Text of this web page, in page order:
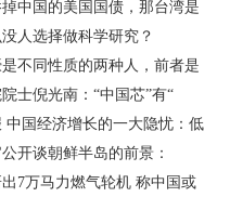
中国的美国国债，那台湾是
人选择做科学研究？
不同性质的两种人，前者是
士倪光南：“中国芯”有“
中国经济增长的一大隐忧：低
开谈朝鲜半岛的前景：
7万马力燃气轮机 称中国或